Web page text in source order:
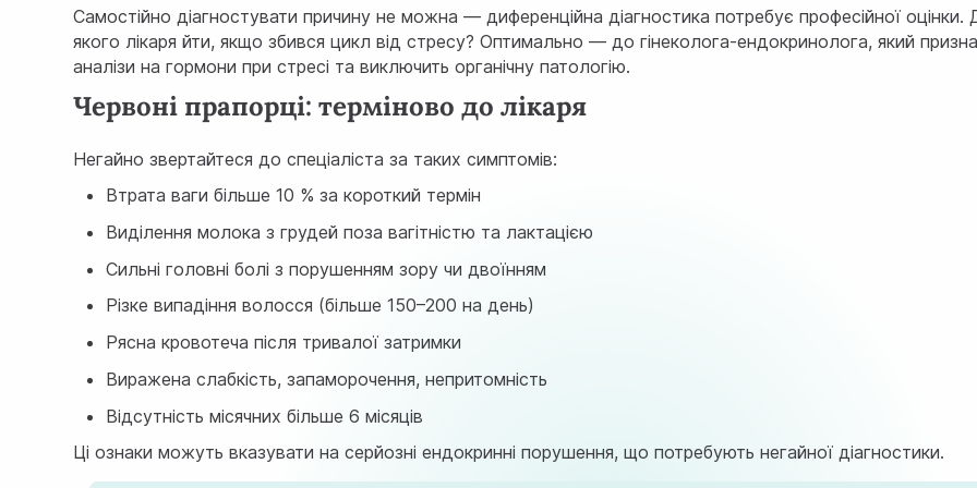
Самостійно діагностувати причину не можна — диференційна діагностика потребує професійної оцінки.
якого лікаря йти, якщо збився цикл від стресу? Оптимально — до гінеколога-ендокринолога, який
аналізи на гормони при стресі та виключить органічну патологію.
Червоні прапорці: терміново до лікаря
Негайно звертайтеся до спеціаліста за таких симптомів:
Втрата ваги більше 10 % за короткий термін
Виділення молока з грудей поза вагітністю та лактацією
Сильні головні болі з порушенням зору чи двоїнням
Різке випадіння волосся (більше 150–200 на день)
Рясна кровотеча після тривалої затримки
Виражена слабкість, запаморочення, непритомність
Відсутність місячних більше 6 місяців
Ці ознаки можуть вказувати на серйозні ендокринні порушення, що потребують негайної діагностики.